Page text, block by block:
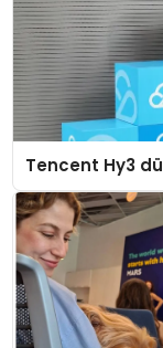
Tencent Hy3